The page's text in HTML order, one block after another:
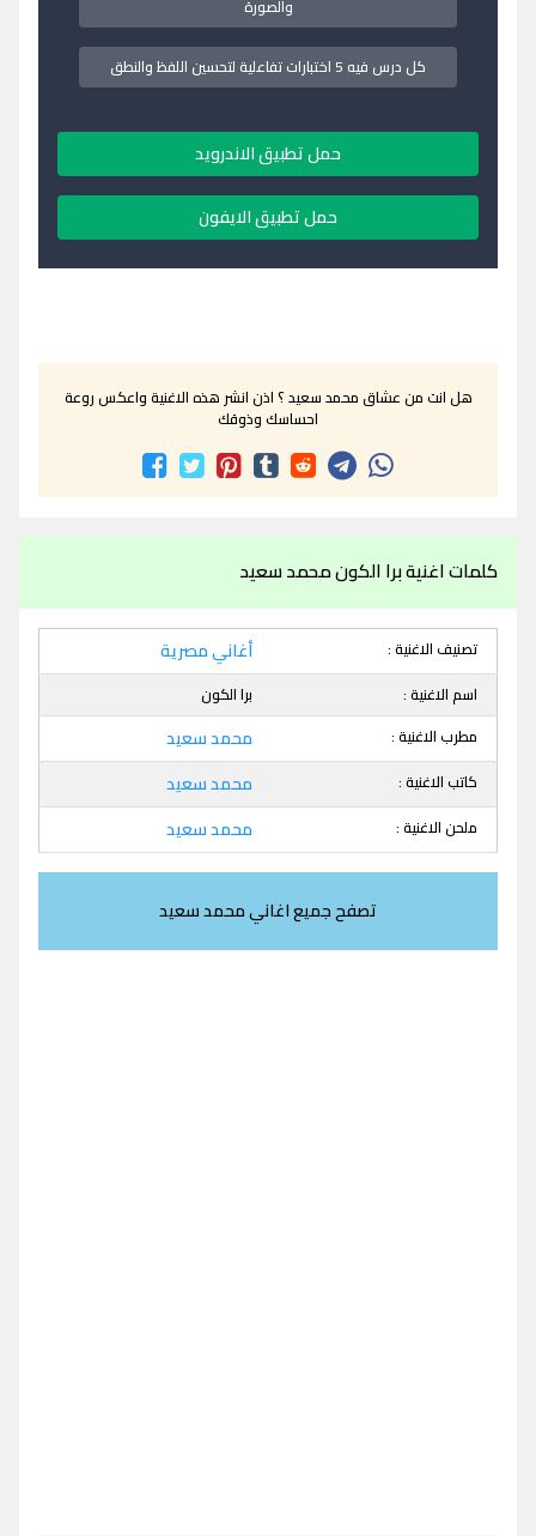
والصورة
كل درس فيه 5 اختبارات تفاعلية لتحسين اللفظ والنطق
حمل تطبيق الاندرويد
حمل تطبيق الايفون
هل انت من عشاق محمد سعيد ؟ اذن انشر هذه الاغنية واعكس روعة
احساسك وذوقك
كلمات اغنية برا الكون محمد سعيد
تصنيف الاغنية : أغاني مصرية
اسم الاغنية :
برا الكون
مطرب الاغنية :
محمد سعيد
كاتب الاغنية : محمد سعيد
ملحن الاغنية : محمد سعيد
تصفح جميع اغاني محمد سعيد